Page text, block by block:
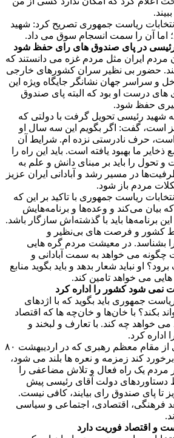
ریاست جمهوری تصریح کرد: شهید
آن را سمت انسجام سوق می داد.
در پای صندوق های رای حفظ شود
مردم ایران مثل مردم غزه می دانستند که
کنند. حضور بی نظیر سران کشورهای خارجی
و سراسر جهان نشانگر جایگاه ویژه این
درست او بود که البته پای صندوق
حفظ شود.
شهید رئیسی تحویل گرفت با دولتی که
است، گفت: اگر بگویم این سه سال او
حرف نادرستی نزده ام. شرایط آن
ذخایر ما بهبود یافته است. باید این راه را
و تحول را باید بر مبنای دانش و علم به
در مسیر رشد و آبادانی ایران عزیز
مردم باز شود.
ریاست جمهوری با تاکید بر این که
که بیان می‌کند و وعده‌ها و برنامه‌هایش
برنامه‌ها باید با گذشته‌اش سازگار باشد.
کشور و فرصت های بی‌نظیر و
در معیشت مردم گره هایی
چگونه می خواهد به سمت آبادانی و
او نباید شعار بدهد و باید بگوید منابع
هایی می خواهد تامین کند.
نمی شود کشور را اداره کرد
جمهوری باید بگوید که با اژدهای
بکند؟ با خان‌ها و خان‌چه ها که اقتصاد
می خواهد چه کند. با تعارف و لبخند و
کرد.
وی با یادآوری فرموده‌ای از مقام معظم رهبری که در اردیبهشت ۸۰
کند زمزمه و نعره ها بلند می شود،
مردم یک راه فعال و تلاش مضاعفی را
دولت آقای رئیسی پیش
تا پای صندوق رای بیایند، کافی نیست.
فرهنگی، اقتصادی، اجتماعی و سیاسی
و اقتصاد فوریت دارد